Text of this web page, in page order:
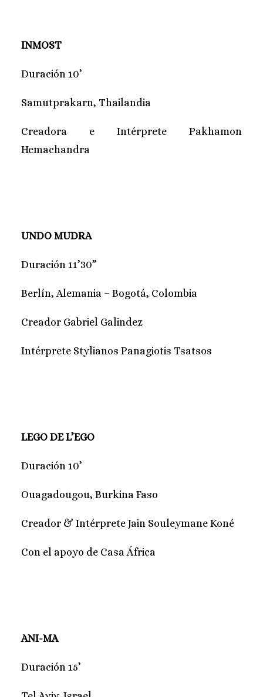
INMOST
Duración 10’
Samutprakarn, Thailandia
Creadora e Intérprete Pakhamon
Hemachandra
UNDO MUDRA
Duración 11’30”
Berlín, Alemania – Bogotá, Colombia
Creador Gabriel Galindez
Intérprete Stylianos Panagiotis Tsatsos
LEGO DE L’EGO
Duración 10’
Ouagadougou, Burkina Faso
Creador & Intérprete Jain Souleymane Koné
Con el apoyo de Casa África
ANI-MA
Duración 15’